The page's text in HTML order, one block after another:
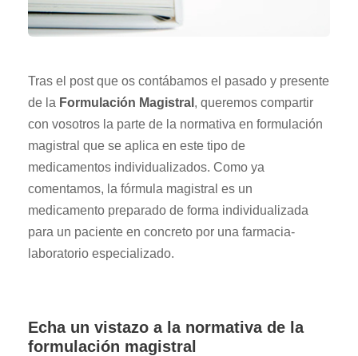
Tras el post que os contábamos el pasado y presente
de la Formulación Magistral , queremos compartir
con vosotros la parte de la normativa en formulación
magistral que se aplica en este tipo de
medicamentos individualizados. Como ya
comentamos, la fórmula magistral es un
medicamento preparado de forma individualizada
para un paciente en concreto por una farmacia-
laboratorio especializado.
Echa un vistazo a la normativa de la
formulación magistral